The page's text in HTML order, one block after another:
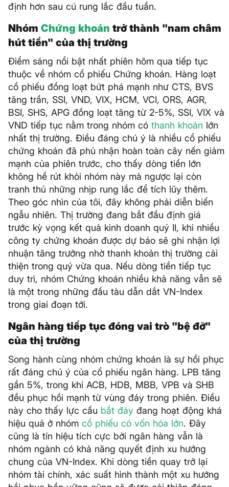
định hơn sau cú rung lắc đầu tuần.
Nhóm Chứng khoán trở thành "nam châm
hút tiền" của thị trường
Điểm sáng nổi bật nhất phiên hôm qua tiếp tục
thuộc về nhóm cổ phiếu Chứng khoán. Hàng loạt
cổ phiếu đồng loạt bứt phá mạnh như CTS, BVS
tăng trần, SSI, VND, VIX, HCM, VCI, ORS, AGR,
BSI, SHS, APG đồng loạt tăng từ 2-5%, SSI, VIX và
VND tiếp tục nằm trong nhóm có thanh khoản lớn
nhất thị trường. Điều đáng chú ý là nhiều cổ phiếu
chứng khoán đã phủ nhận hoàn toàn cây nến giảm
mạnh của phiên trước, cho thấy dòng tiền lớn
không hề rút khỏi nhóm này mà ngược lại còn
tranh thủ những nhịp rung lắc để tích lũy thêm.
Theo góc nhìn của tôi, đây không phải diễn biến
ngẫu nhiên. Thị trường đang bắt đầu định giá
trước kỳ vọng kết quả kinh doanh quý II, khi nhiều
công ty chứng khoán được dự báo sẽ ghi nhận lợi
nhuận tăng trưởng nhờ thanh khoản thị trường cải
thiện trong quý vừa qua. Nếu dòng tiền tiếp tục
duy trì, nhóm Chứng khoán nhiều khả năng vẫn sẽ
là một trong những đầu tàu dẫn dắt VN-Index
trong giai đoạn tới.
Ngân hàng tiếp tục đóng vai trò "bệ đỡ"
của thị trường
Song hành cùng nhóm chứng khoán là sự hồi phục
rất đáng chú ý của cổ phiếu ngân hàng. LPB tăng
gần 5%, trong khi ACB, HDB, MBB, VPB và SHB
đều phục hồi mạnh từ vùng đáy trong phiên. Điều
này cho thấy lực cầu bắt đáy đang hoạt động khá
hiệu quả ở nhóm cổ phiếu có vốn hóa lớn. Đây
cũng là tín hiệu tích cực bởi ngân hàng vẫn là
nhóm ngành có khả năng quyết định xu hướng
chung của VN-Index. Khi dòng tiền quay trở lại
nhóm tài chính, xác suất hình thành một xu hướng